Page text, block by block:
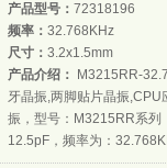
产品型号： 72318196
频率： 32.768KHz
尺寸： 3.2x1.5mm
产品介绍：
M3215RR-
牙晶振,两脚贴片晶振
振，型号：M3215RR系
12.5pF，频率为：